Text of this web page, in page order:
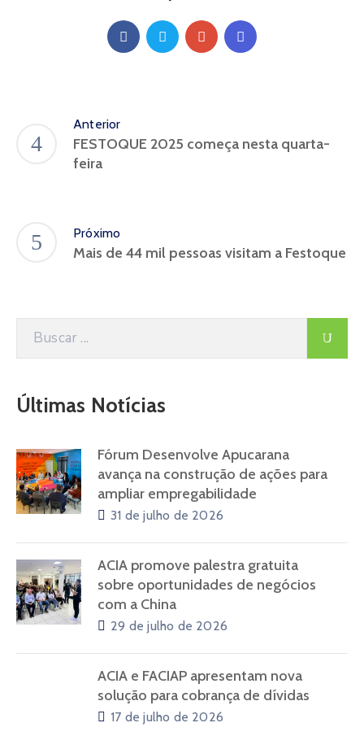
Anterior
FESTOQUE 2025 começa nesta quarta-
feira
Próximo
Mais de 44 mil pessoas visitam a Festoque
Últimas Notícias
Fórum Desenvolve Apucarana
avança na construção de ações para
ampliar empregabilidade
31 de julho de 2026
ACIA promove palestra gratuita
sobre oportunidades de negócios
com a China
29 de julho de 2026
ACIA e FACIAP apresentam nova
solução para cobrança de dívidas
17 de julho de 2026